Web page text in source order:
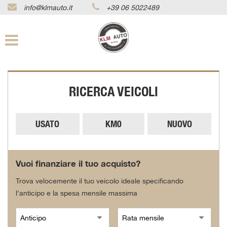
info@klmauto.it +39 06 5022489
RICERCA VEICOLI
USATO KM0 NUOVO
Vuoi finanziare il tuo acquisto?
Trova velocemente il tuo veicolo ideale specificando
l'anticipo e la spesa mensile massima
preferenze
di
consente
le
tue
preferenze
di
consenso
tecnologie